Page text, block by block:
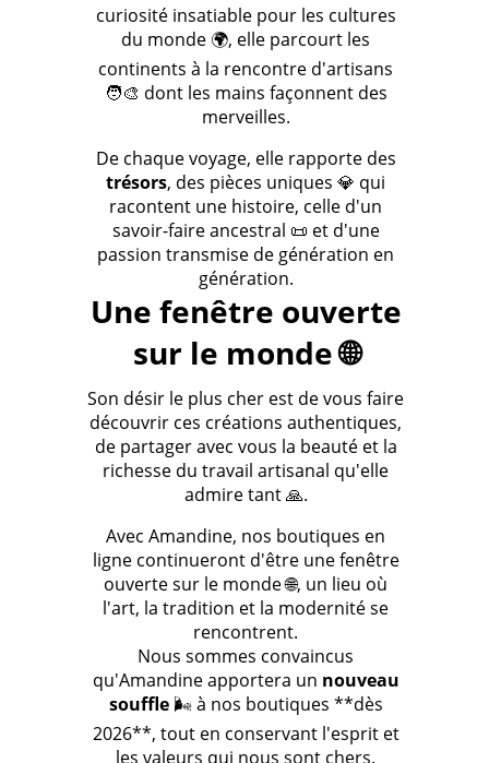
curiosité insatiable pour les cultures
du monde 🌍, elle parcourt les
continents à la rencontre d'artisans
🧑‍🎨 dont les mains façonnent des
merveilles.
De chaque voyage, elle rapporte des
trésors, des pièces uniques 💎 qui
racontent une histoire, celle d'un
savoir-faire ancestral 📜 et d'une
passion transmise de génération en
génération.
Une fenêtre ouverte
sur le monde 🌐
Son désir le plus cher est de vous faire
découvrir ces créations authentiques,
de partager avec vous la beauté et la
richesse du travail artisanal qu'elle
admire tant 🙏.
Avec Amandine, nos boutiques en
ligne continueront d'être une fenêtre
ouverte sur le monde 🌐, un lieu où
l'art, la tradition et la modernité se
rencontrent.
Nous sommes convaincus
qu'Amandine apportera un nouveau
souffle🌬️ à nos boutiques **dès
2026**, tout en conservant l'esprit et
les valeurs qui nous sont chers.